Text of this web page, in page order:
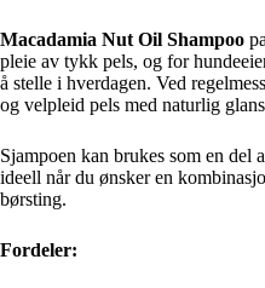
Macadamia Nut Oil Shampoo
pleie av tykk pels, og for
å stelle i hverdagen. Ved
og velpleid pels med naturlig
Sjampoen kan brukes som en del
ideell når du ønsker en
børsting.
Fordeler: